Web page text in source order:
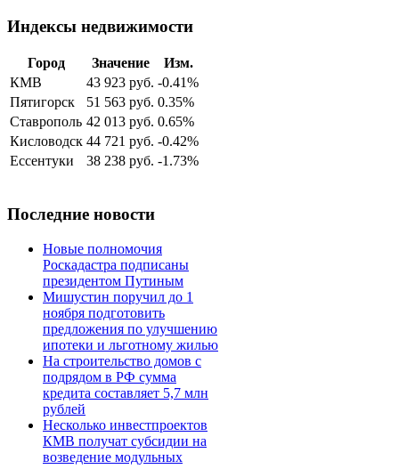
Индексы недвижимости
Город Значение
Изм.
КМВ
43 923 руб. -0.41%
Пятигорск
51 563 руб. 0.35%
Ставрополь 42 013 руб. 0.65%
Кисловодск 44 721 руб. -0.42%
Ессентуки
38 238 руб. -1.73%
Последние новости
Новые полномочия
Роскадастра подписаны
президентом Путиным
Мишустин поручил до 1
ноября подготовить
предложения по улучшению
ипотеки и льготному жилью
На строительство домов с
подрядом в РФ сумма
кредита составляет 5,7 млн
рублей
Несколько инвестпроектов
КМВ получат субсидии на
возведение модульных